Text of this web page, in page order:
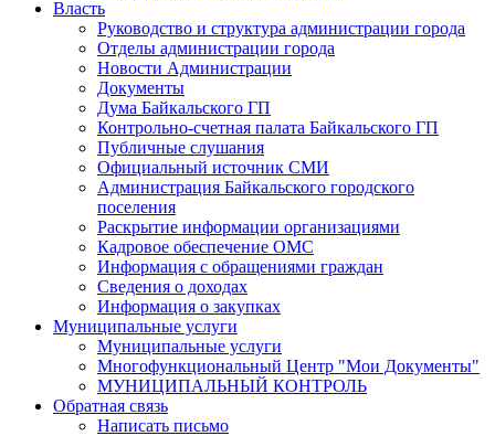
Власть
Руководство и структура администрации города
Отделы администрации города
Новости Администрации
Документы
Дума Байкальского ГП
Контрольно-счетная палата Байкальского ГП
Публичные слушания
Официальный источник СМИ
Администрация Байкальского городского
поселения
Раскрытие информации организациями
Кадровое обеспечение ОМС
Информация с обращениями граждан
Сведения о доходах
Информация о закупках
Муниципальные услуги
Муниципальные услуги
Многофункциональный Центр "Мои Документы"
МУНИЦИПАЛЬНЫЙ КОНТРОЛЬ
Обратная связь
Написать письмо